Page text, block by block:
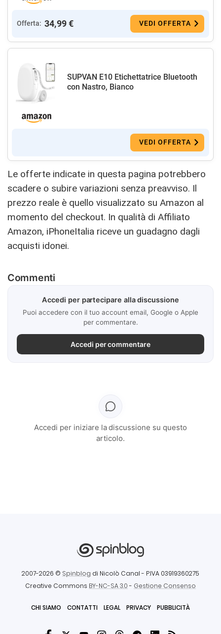
Offerta: 34,99 € VEDI OFFERTA
SUPVAN E10 Etichettatrice Bluetooth
con Nastro, Bianco
VEDI OFFERTA
Le offerte indicate in questa pagina potrebbero
scadere o subire variazioni senza preavviso. Il
prezzo reale è quello visualizzato su Amazon al
momento del checkout. In qualità di Affiliato
Amazon, iPhoneItalia riceve un guadagno dagli
acquisti idonei.
Commenti
Accedi per partecipare alla discussione
Puoi accedere con il tuo account email, Google o Apple
per commentare.
Accedi per commentare
Accedi per iniziare la discussione su questo
articolo.
2007-2026 © Spinblog di Nicolò Canal - P.IVA 03919360275
Creative Commons BY-NC-SA 3.0- Gestione Consenso
CHI SIAMO CONTATTI LEGAL PRIVACY PUBBLICITÀ